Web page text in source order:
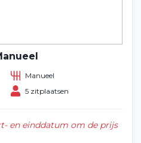
Manueel
5 zitplaatsen
en einddatum om de prijs